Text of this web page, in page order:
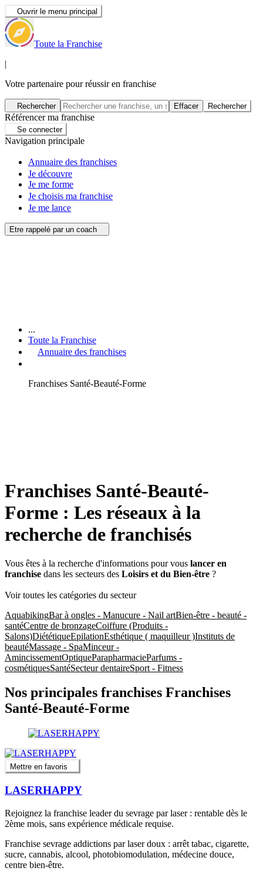
Ouvrir le menu principal
Toute la Franchise
|
Votre partenaire pour réussir en franchise
Rechercher Effacer Rechercher
Référencer ma franchise
Se connecter
Navigation principale
Annuaire des franchises
Je découvre
Je me forme
Je choisis ma franchise
Je me lance
Etre rappelé par un coach
...
Toute la Franchise
Annuaire des franchises
Franchises Santé-Beauté-Forme
Franchises Santé-Beauté-
Forme : Les réseaux à la
recherche de franchisés
Vous êtes à la recherche d'informations pour vous lancer en
franchise dans les secteurs des Loisirs et du Bien-être ?
Voir toutes les catégories du secteur
AquabikingBar à ongles - Manucure - Nail artBien-être - beauté -
santéCentre de bronzageCoiffure (Produits -
Salons)DiététiqueEpilationEsthétique ( maquilleur )Instituts de
beautéMassage - SpaMinceur -
AmincissementOptiqueParapharmacieParfums -
cosmétiquesSantéSecteur dentaireSport - Fitness
Nos principales franchises Franchises
Santé-Beauté-Forme
Mettre en favoris
LASERHAPPY
Rejoignez la franchise leader du sevrage par laser : rentable dès le
2ème mois, sans expérience médicale requise.
Franchise sevrage addictions par laser doux : arrêt tabac, cigarette,
sucre, cannabis, alcool, photobiomodulation, médecine douce,
centre bien-être.